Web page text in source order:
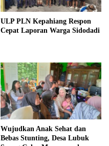
ULP PLN Kepahiang Respon
Cepat Laporan Warga Sidodadi
Wujudkan Anak Sehat dan
Bebas Stunting, Desa Lubuk